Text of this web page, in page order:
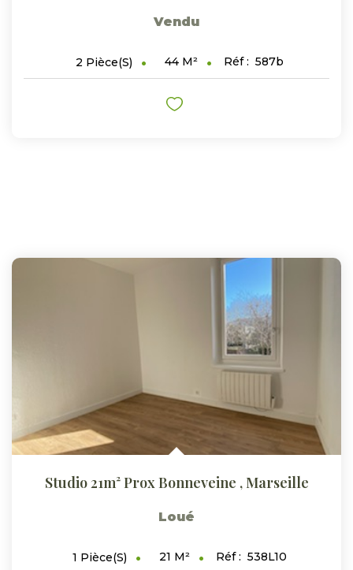
Vendu
2 Pièce(s) 44 M² Réf : 587b
Studio 21m² Prox Bonneveine ,Marseille
Loué
1 Pièce(s) 21 M² Réf : 538L10